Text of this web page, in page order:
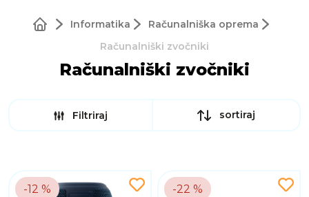
Informatika
Računalniška oprema
Računalniški zvočniki
Računalniški zvočniki
Filtriraj sortiraj
-12 % -22 %